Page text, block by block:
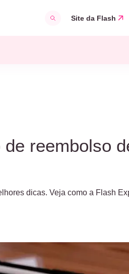
Site da Flash
reembolso
dicas. Veja como a Flash